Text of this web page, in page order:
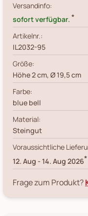
Versandinfo:
sofort verfügbar. *
Artikelnr.:
IL2032-95
Größe:
Höhe 2 cm, Ø 19,5 cm
Farbe:
blue bell
Material:
Steingut
Voraussichtliche
12. Aug - 14. Aug 2026*
Frage zum Produkt?